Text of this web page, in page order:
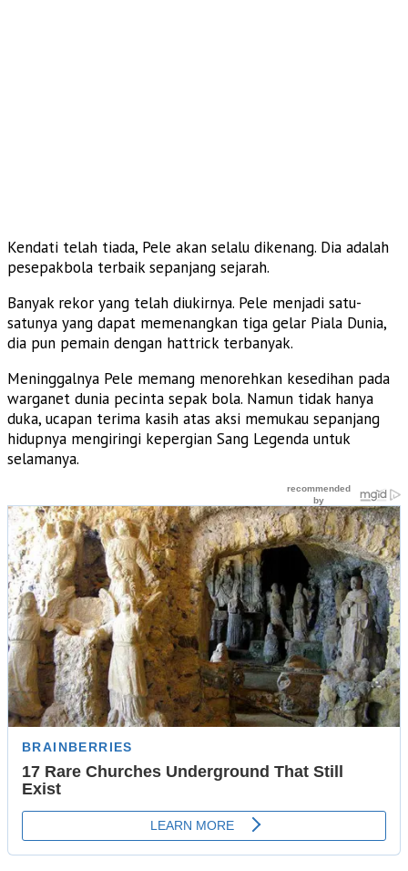
Kendati telah tiada, Pele akan selalu dikenang. Dia adalah
pesepakbola terbaik sepanjang sejarah.
Banyak rekor yang telah diukirnya. Pele menjadi satu-
satunya yang dapat memenangkan tiga gelar Piala Dunia,
dia pun pemain dengan hattrick terbanyak.
Meninggalnya Pele memang menorehkan kesedihan pada
warganet dunia pecinta sepak bola. Namun tidak hanya
duka, ucapan terima kasih atas aksi memukau sepanjang
hidupnya mengiringi kepergian Sang Legenda untuk
selamanya.